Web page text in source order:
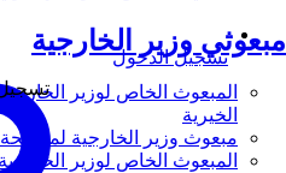
مبعوثي وزير الخارجية
المبعوث الخاص لوزير
الخيرية
مبعوث وزير الخارجية
المبعوث الخاص لوزير
تسجيل الدخول